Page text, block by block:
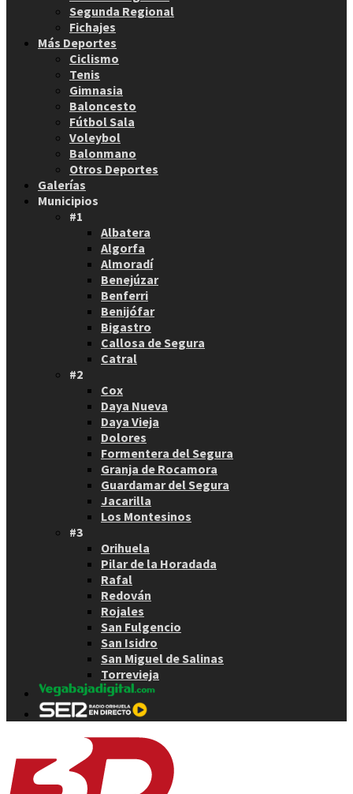
Segunda Regional
Fichajes
Más Deportes
Ciclismo
Tenis
Gimnasia
Baloncesto
Fútbol Sala
Voleybol
Balonmano
Otros Deportes
Galerías
Municipios
#1
Albatera
Algorfa
Almoradí
Benejúzar
Benferri
Benijófar
Bigastro
Callosa de Segura
Catral
#2
Cox
Daya Nueva
Daya Vieja
Dolores
Formentera del Segura
Granja de Rocamora
Guardamar del Segura
Jacarilla
Los Montesinos
#3
Orihuela
Pilar de la Horadada
Rafal
Redován
Rojales
San Fulgencio
San Isidro
San Miguel de Salinas
Torrevieja